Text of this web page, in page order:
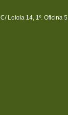
C/ Loiola 14, 1º. Oficina 5